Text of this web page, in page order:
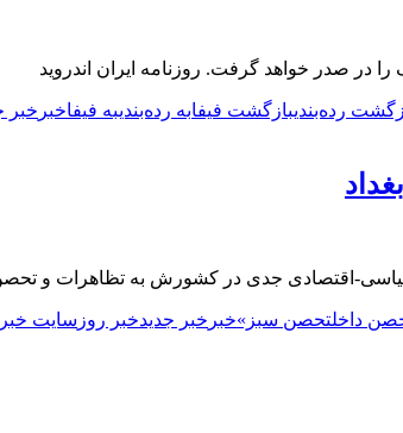
را در صدر خواهد گرفت. روزنامه ایران اندروید
رده‌بندیبازگشت فیفابه رده‌بندیبه فیفاخبر خبر
اقتصادی جدی در کشورش به تظاهرات و تحصن
داخلتحصن سبز»خبر خبر جدیدخبر روز سایت